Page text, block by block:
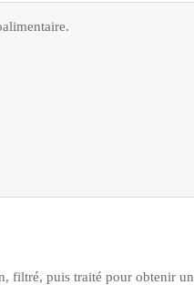
filtré, puis traité pour obtenir un